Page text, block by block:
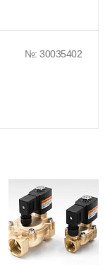
№: 30035402